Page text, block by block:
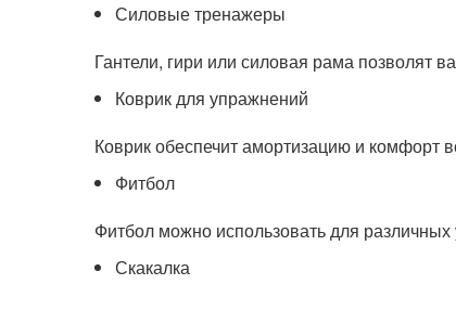
Силовые тренажеры
Гантели, гири или силовая рама позволят
Коврик для упражнений
Коврик обеспечит амортизацию и комфорт
Фитбол
Фитбол можно использовать для
Скакалка